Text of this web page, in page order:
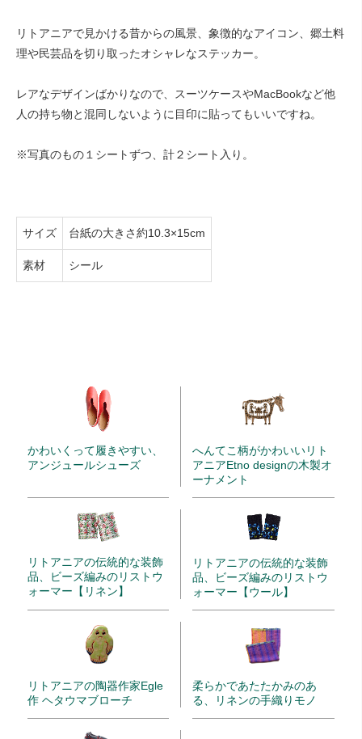
リトアニアで見かける昔からの風景、象徴的なアイコン、郷土料
理や民芸品を切り取ったオシャレなステッカー。
レアなデザインばかりなので、スーツケースやMacBookなど他
人の持ち物と混同しないように目印に貼ってもいいですね。
※写真のもの１シートずつ、計２シート入り。
サイズ 台紙の大きさ約10.3×15cm
素材 シール
かわいくって履きやすい、
アンジュールシューズ
へんてこ柄がかわいいリト
アニアEtno designの木製オ
ーナメント
リトアニアの伝統的な装飾
品、ビーズ編みのリストウ
ォーマー【リネン】
リトアニアの伝統的な装飾
品、ビーズ編みのリストウ
ォーマー【ウール】
リトアニアの陶器作家Egle
作 ヘタウマブローチ
柔らかであたたかみのあ
る、リネンの手織りモノ